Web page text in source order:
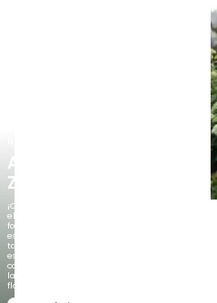
AGAPANTHUS
ZAMBEZI
¡Cuando
el
follaje
es
tan
espectacular
como
la
floración!